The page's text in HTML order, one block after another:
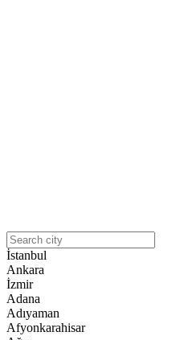
İstanbul
Ankara
İzmir
Adana
Adıyaman
Afyonkarahisar